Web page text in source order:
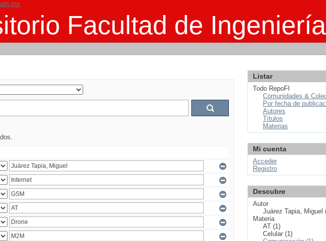
Facultad de Ingeniería
Listar
Todo RepoFI
Comunidades &
Por fecha de
Autores
Títulos
Materias
Mi cuenta
Acceder
Registro
Descubre
Autor
Juárez Tapia, Miguel
Materia
AT (1)
Celular (1)